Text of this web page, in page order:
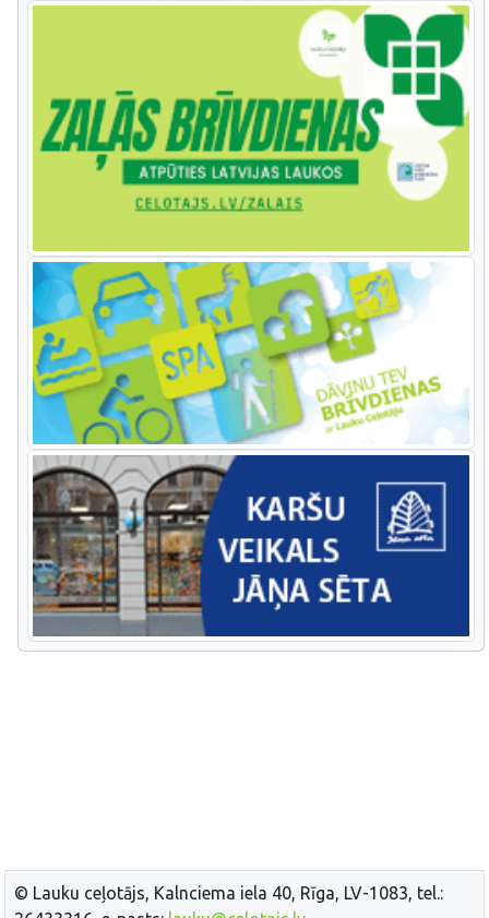
© Lauku ceļotājs, Kalnciema iela 40, Rīga, LV-1083, tel.: